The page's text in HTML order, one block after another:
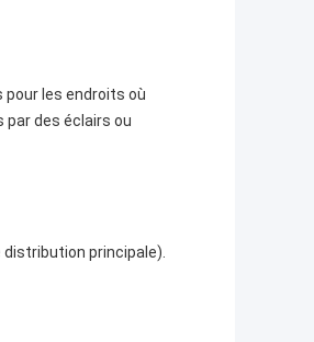
les endroits où
des éclairs ou
principale).